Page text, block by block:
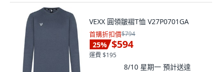
VEXX 圓領皺褶T恤 V27P0701GA
首購折扣價$794
25% $594
運費 $195
8/10 星期一 預計送達